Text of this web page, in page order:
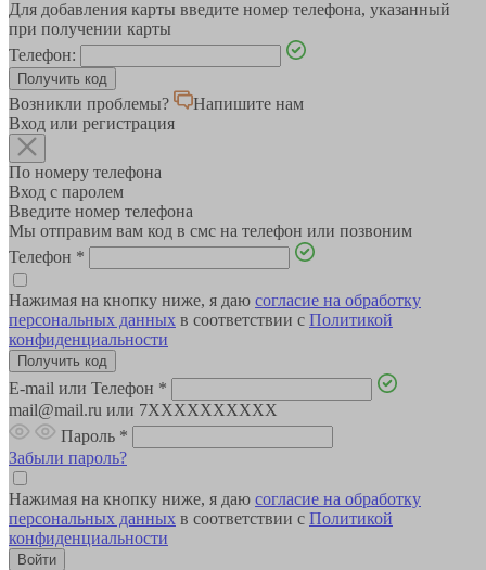
Для добавления карты введите номер телефона, указанный
при получении карты
Телефон:
Возникли проблемы?
Напишите нам
Вход или регистрация
По номеру телефона
Вход с паролем
Введите номер телефона
Мы отправим вам код в смс на телефон или позвоним
Телефон *
Нажимая на кнопку ниже, я даю согласие на обработку
персональных данных в соответствии с Политикой
конфиденциальности
E-mail или Телефон *
mail@mail.ru или 7XXXXXXXXXX
Пароль *
Забыли пароль?
Нажимая на кнопку ниже, я даю согласие на обработку
персональных данных в соответствии с Политикой
конфиденциальности